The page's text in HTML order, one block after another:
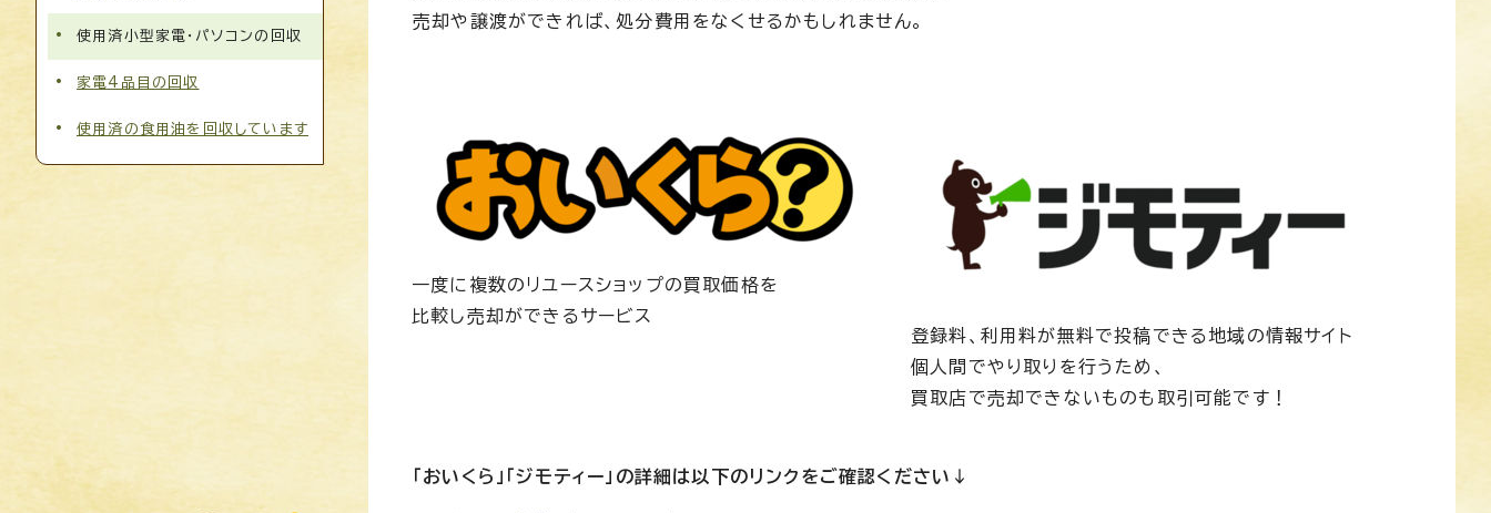
売却や譲渡ができれば、処分費用をなくせるかもしれません。
一度に複数のリユースショップの買取価格を
比較し売却ができるサービス
登録料、利用料が無料で投稿できる地域の情報サイト
個人間でやり取りを行うため、
買取店で売却できないものも取引可能です！
「おいくら」「ジモティー」の詳細は以下のリンクをご確認ください↓
使用済小型家電・パソコンの回収
家電4品目の回収
使用済の食用油を回収しています